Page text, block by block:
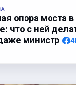
опора моста в
что с ней
министр